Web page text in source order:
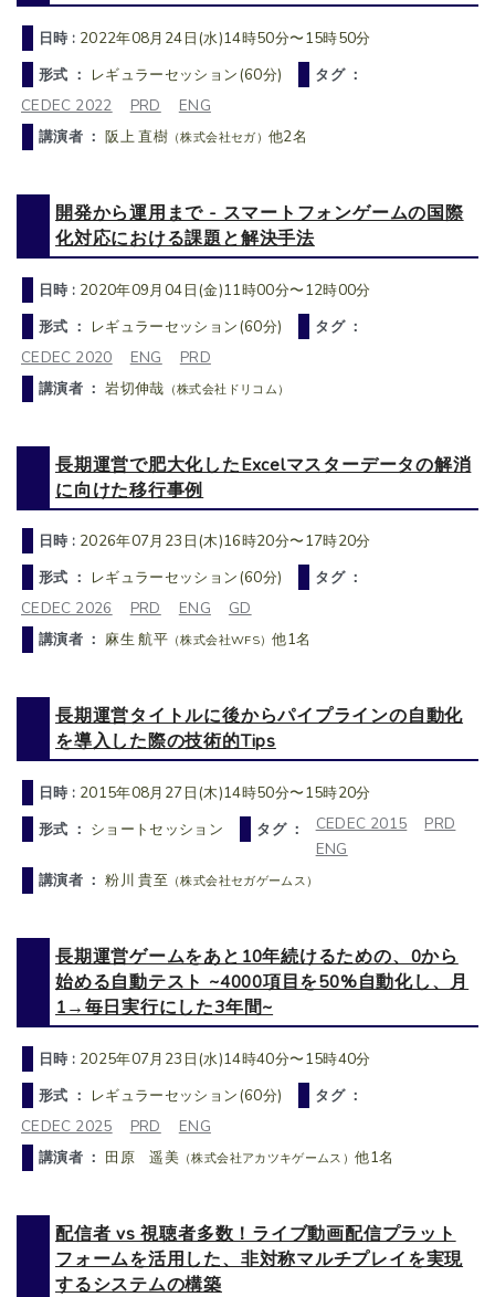
日時 : 2022年08月24日(水)14時50分〜15時50分
形式 ： レギュラーセッション(60分)
タグ ：
CEDEC 2022
PRD
ENG
講演者 ：阪上 直樹 （株式会社セガ） 他2名
開発から運用まで - スマートフォンゲームの国際
化対応における課題と解決手法
日時 : 2020年09月04日(金)11時00分〜12時00分
形式 ： レギュラーセッション(60分)
タグ ：
CEDEC 2020
ENG
PRD
講演者 ：岩切伸哉 （株式会社ドリコム）
長期運営で肥大化したExcelマスターデータの解消
に向けた移行事例
日時 : 2026年07月23日(木)16時20分〜17時20分
形式 ： レギュラーセッション(60分)
タグ ：
CEDEC 2026
PRD ENG
GD
講演者 ：麻生 航平 （株式会社WFS）他1名
長期運営タイトルに後からパイプラインの自動化
を導入した際の技術的Tips
日時 : 2015年08月27日(木)14時50分〜15時20分
形式 ： ショートセッション タグ ： CEDEC 2015
PRD
ENG
講演者 ：粉川 貴至 （株式会社セガゲームス）
長期運営ゲームをあと10年続けるための、0から
始める自動テスト ~4000項目を50%自動化し、月
1→毎日実行にした3年間~
日時 : 2025年07月23日(水)14時40分〜15時40分
形式 ： レギュラーセッション(60分)
タグ ：
CEDEC 2025
PRD
ENG
講演者 ： 田原 遥美 （株式会社アカツキゲームス）他1名
配信者 vs 視聴者多数！ライブ動画配信プラット
フォームを活用した、非対称マルチプレイを実現
するシステムの構築